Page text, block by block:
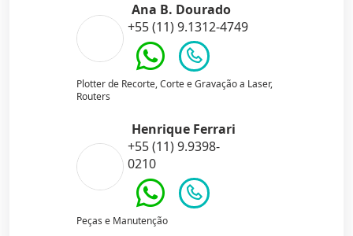
Ana B. Dourado
+55 (11) 9.1312-4749
Plotter de Recorte, Corte e Gravação a Laser,
Routers
Henrique Ferrari
+55 (11) 9.9398-
0210
Peças e Manutenção